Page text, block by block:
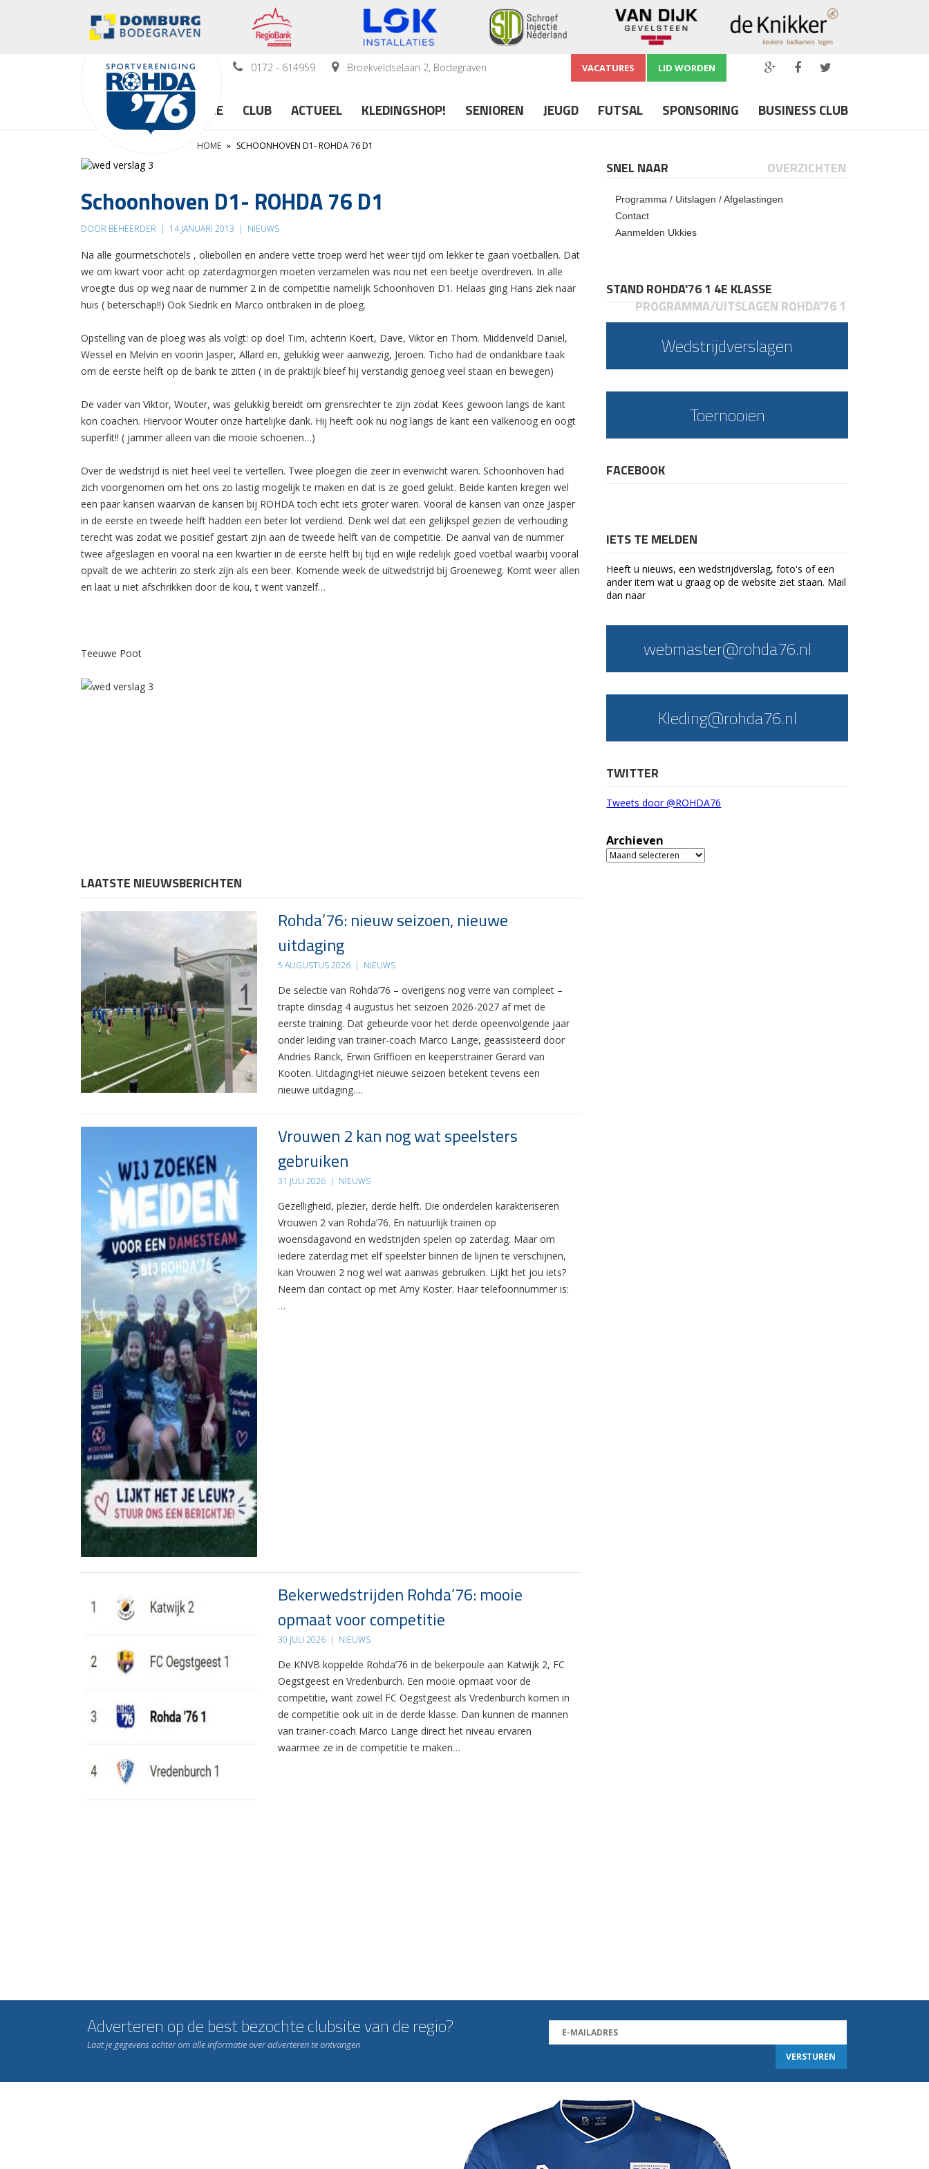
0172 - 614959 Broekveldselaan 2, Bodegraven VACATURES LID WORDEN
HOME CLUB ACTUEEL KLEDINGSHOP! SENIOREN JEUGD FUTSAL SPONSORING BUSINESS CLUB
HOME » SCHOONHOVEN D1- ROHDA 76 D1
Schoonhoven D1- ROHDA 76 D1
DOOR BEHEERDER | 14 JANUARI 2013 | NIEUWS
Na alle gourmetschotels , oliebollen en andere vette troep werd het weer tijd om lekker te gaan voetballen. Dat
we om kwart voor acht op zaterdagmorgen moeten verzamelen was nou net een beetje overdreven. In alle
vroegte dus op weg naar de nummer 2 in de competitie namelijk Schoonhoven D1. Helaas ging Hans ziek naar
huis ( beterschap!!) Ook Siedrik en Marco ontbraken in de ploeg.
Opstelling van de ploeg was als volgt: op doel Tim, achterin Koert, Dave, Viktor en Thom. Middenveld Daniel,
Wessel en Melvin en voorin Jasper, Allard en, gelukkig weer aanwezig, Jeroen. Ticho had de ondankbare taak
om de eerste helft op de bank te zitten ( in de praktijk bleef hij verstandig genoeg veel staan en bewegen)
De vader van Viktor, Wouter, was gelukkig bereidt om grensrechter te zijn zodat Kees gewoon langs de kant
kon coachen. Hiervoor Wouter onze hartelijke dank. Hij heeft ook nu nog langs de kant een valkenoog en oogt
superfit!! ( jammer alleen van die mooie schoenen…)
Over de wedstrijd is niet heel veel te vertellen. Twee ploegen die zeer in evenwicht waren. Schoonhoven had
zich voorgenomen om het ons zo lastig mogelijk te maken en dat is ze goed gelukt. Beide kanten kregen wel
een paar kansen waarvan de kansen bij ROHDA toch echt iets groter waren. Vooral de kansen van onze Jasper
in de eerste en tweede helft hadden een beter lot verdiend. Denk wel dat een gelijkspel gezien de verhouding
terecht was zodat we positief gestart zijn aan de tweede helft van de competitie. De aanval van de nummer
twee afgeslagen en vooral na een kwartier in de eerste helft bij tijd en wijle redelijk goed voetbal waarbij vooral
opvalt de we achterin zo sterk zijn als een beer. Komende week de uitwedstrijd bij Groeneweg. Komt weer allen
en laat u niet afschrikken door de kou, t went vanzelf…
Teeuwe Poot
LAATSTE NIEUWSBERICHTEN
Rohda’76: nieuw seizoen, nieuwe
uitdaging
5 AUGUSTUS 2026 | NIEUWS
De selectie van Rohda’76 – overigens nog verre van compleet –
trapte dinsdag 4 augustus het seizoen 2026-2027 af met de
eerste training. Dat gebeurde voor het derde opeenvolgende jaar
onder leiding van trainer-coach Marco Lange, geassisteerd door
Andries Ranck, Erwin Griffioen en keeperstrainer Gerard van
Kooten. UitdagingHet nieuwe seizoen betekent tevens een
nieuwe uitdaging….
Vrouwen 2 kan nog wat speelsters
gebruiken
31 JULI 2026 | NIEUWS
Gezelligheid, plezier, derde helft. Die onderdelen karakteriseren
Vrouwen 2 van Rohda’76. En natuurlijk trainen op
woensdagavond en wedstrijden spelen op zaterdag. Maar om
iedere zaterdag met elf speelster binnen de lijnen te verschijnen,
kan Vrouwen 2 nog wel wat aanwas gebruiken. Lijkt het jou iets?
Neem dan contact op met Amy Koster. Haar telefoonnummer is:
…
Bekerwedstrijden Rohda’76: mooie
opmaat voor competitie
30 JULI 2026 | NIEUWS
De KNVB koppelde Rohda’76 in de bekerpoule aan Katwijk 2, FC
Oegstgeest en Vredenburch. Een mooie opmaat voor de
competitie, want zowel FC Oegstgeest als Vredenburch komen in
de competitie ook uit in de derde klasse. Dan kunnen de mannen
van trainer-coach Marco Lange direct het niveau ervaren
waarmee ze in de competitie te maken…
SNEL NAAR OVERZICHTEN
Programma / Uitslagen / Afgelastingen
Contact
Aanmelden Ukkies
STAND ROHDA'76 1 4E KLASSE
PROGRAMMA/UITSLAGEN ROHDA'76 1
Wedstrijdverslagen
Toernooien
FACEBOOK
IETS TE MELDEN
Heeft u nieuws, een wedstrijdverslag, foto's of een
ander item wat u graag op de website ziet staan. Mail
dan naar
webmaster@rohda76.nl
Kleding@rohda76.nl
TWITTER
Tweets door @ROHDA76
Archieven
Archieven
Adverteren op de best bezochte clubsite van de regio?
Laat je gegevens achter om alle informatie over adverteren te ontvangen